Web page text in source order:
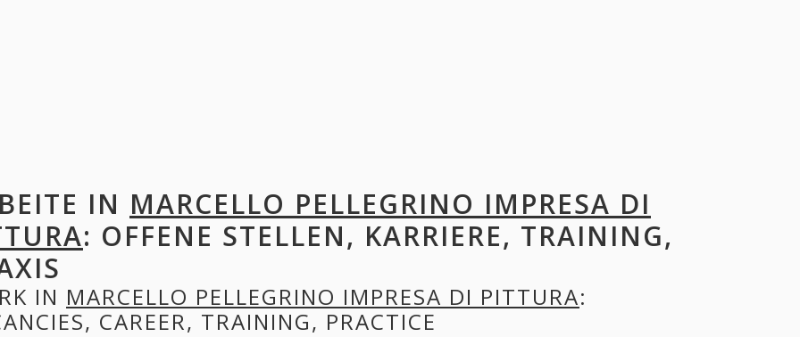
IN MARCELLO PELLEGRINO IMPRESA DI
: OFFENE STELLEN, KARRIERE, TRAINING,
IN MARCELLO PELLEGRINO IMPRESA DI PITTURA:
CAREER, TRAINING, PRACTICE